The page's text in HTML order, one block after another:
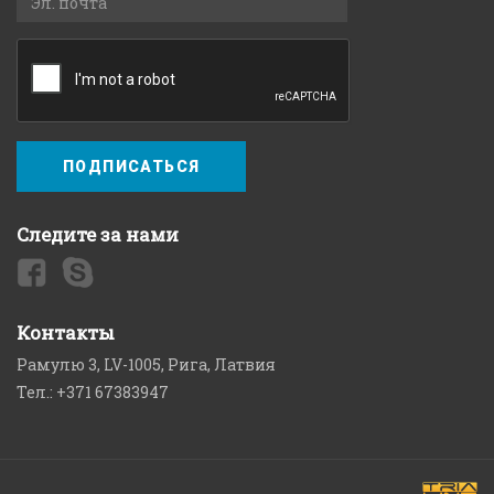
ПОДПИСАТЬСЯ
Следите за нами
Контакты
Рамулю 3, LV-1005, Рига, Латвия
Тел.: +371 67383947